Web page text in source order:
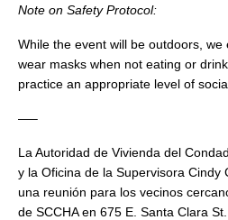
Note on Safety Protocol:
While the event will be outdoors,
wear masks when not eating or
practice an appropriate level of
—–
La Autoridad de Vivienda del
y la Oficina de la Supervisora ​​Cindy
una reunión para los vecinos
de SCCHA en 675 E. Santa Clara